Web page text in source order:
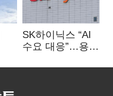
SK하이닉스 “AI
수요 대응”…용인
투자